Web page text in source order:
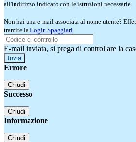
all'indirizzo indicato con le istruzioni necessarie.
Non hai una e-mail associata al nome utente?
tramite la Login Spaggiari
E-mail inviata, si prega di controllare la
Errore
Chiudi
Successo
Chiudi
Informazione
Chiudi